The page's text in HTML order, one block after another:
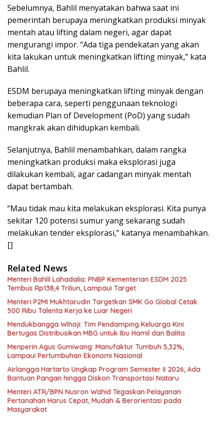
Sebelumnya, Bahlil menyatakan bahwa saat ini
pemerintah berupaya meningkatkan produksi minyak
mentah atau lifting dalam negeri, agar dapat
mengurangi impor. “Ada tiga pendekatan yang akan
kita lakukan untuk meningkatkan lifting minyak,” kata
Bahlil.
ESDM berupaya meningkatkan lifting minyak dengan
beberapa cara, seperti penggunaan teknologi
kemudian Plan of Development (PoD) yang sudah
mangkrak akan dihidupkan kembali.
Selanjutnya, Bahlil menambahkan, dalam rangka
meningkatkan produksi maka eksplorasi juga
dilakukan kembali, agar cadangan minyak mentah
dapat bertambah.
“Mau tidak mau kita melakukan eksplorasi. Kita punya
sekitar 120 potensi sumur yang sekarang sudah
melakukan tender eksplorasi,” katanya menambahkan.
[]
Related News
Menteri Bahlil Lahadalia: PNBP Kementerian ESDM 2025
Tembus Rp138,4 Triliun, Lampaui Target
Menteri P2MI Mukhtarudin Targetkan SMK Go Global Cetak
500 Ribu Talenta Kerja ke Luar Negeri
Mendukbangga Wihaji: Tim Pendamping Keluarga Kini
Bertugas Distribusikan MBG untuk Ibu Hamil dan Balita
Menperin Agus Gumiwang: Manufaktur Tumbuh 5,32%,
Lampaui Pertumbuhan Ekonomi Nasional
Airlangga Hartarto Ungkap Program Semester II 2026, Ada
Bantuan Pangan hingga Diskon Transportasi Nataru
Menteri ATR/BPN Nusron Wahid Tegaskan Pelayanan
Pertanahan Harus Cepat, Mudah & Berorientasi pada
Masyarakat